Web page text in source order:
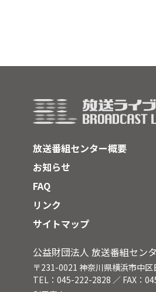
放送番組センター概要
お知らせ
FAQ
リンク
サイトマップ
公益財団法人 放送番組セン
〒231-0021 神奈川県横浜市中
TEL：045-222-2828 ／ FAX：